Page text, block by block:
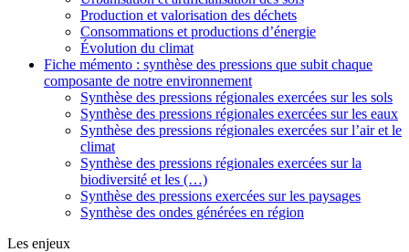
Production et valorisation des déchets
Consommations et productions d’énergie
Évolution du climat
Fiche mémento : synthèse des pressions que subit chaque
composante de notre environnement
Synthèse des pressions régionales exercées sur les sols
Synthèse des pressions régionales exercées sur les eaux
Synthèse des pressions régionales exercées sur l’air et le
climat
Synthèse des pressions régionales exercées sur la
biodiversité et les (…)
Synthèse des pressions exercées sur les paysages
Synthèse des ondes générées en région
Les enjeux